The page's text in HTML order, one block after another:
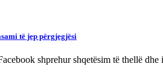
të jep përgjegjësi
shprehur shqetësim të thellë